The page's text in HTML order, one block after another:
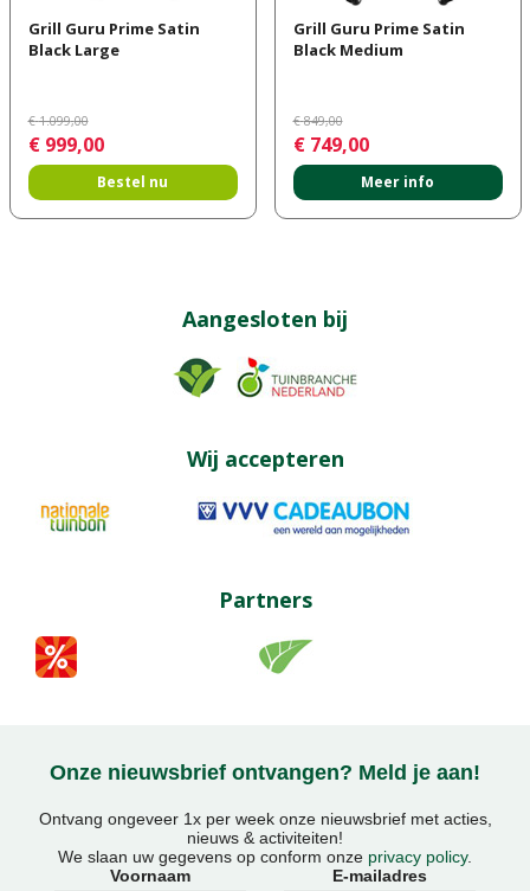
Grill Guru Prime Satin
Black Large
€ 1.099,00
€ 999,00
Bestel nu
Grill Guru Prime Satin
Black Medium
€ 849,00
€ 749,00
Meer info
Aangesloten bij
Wij accepteren
Partners
Onze nieuwsbrief ontvangen? Meld je aan!
Ontvang ongeveer 1x per week onze nieuwsbrief met acties,
nieuws & activiteiten!
We slaan uw gegevens op conform onze privacy policy.
Voornaam
E-mailadres